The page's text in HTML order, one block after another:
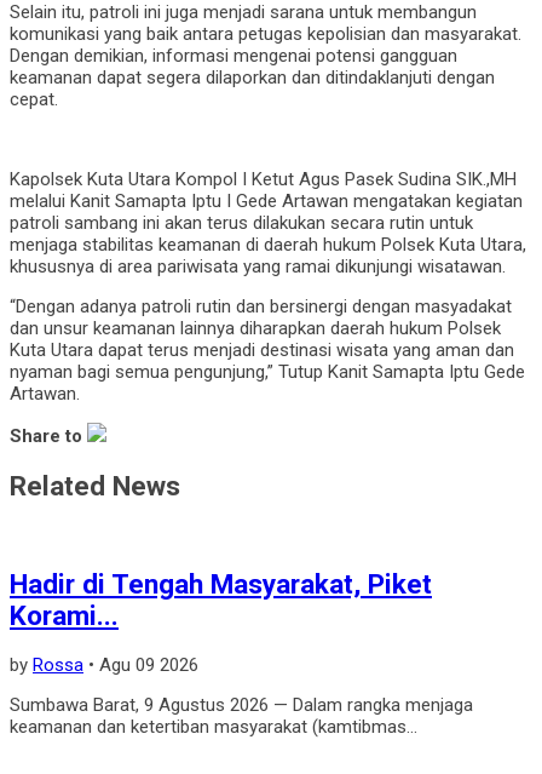
Selain itu, patroli ini juga menjadi sarana untuk membangun
komunikasi yang baik antara petugas kepolisian dan masyarakat.
Dengan demikian, informasi mengenai potensi gangguan
keamanan dapat segera dilaporkan dan ditindaklanjuti dengan
cepat.
Kapolsek Kuta Utara Kompol I Ketut Agus Pasek Sudina SIK.,MH
melalui Kanit Samapta Iptu I Gede Artawan mengatakan kegiatan
patroli sambang ini akan terus dilakukan secara rutin untuk
menjaga stabilitas keamanan di daerah hukum Polsek Kuta Utara,
khususnya di area pariwisata yang ramai dikunjungi wisatawan.
“Dengan adanya patroli rutin dan bersinergi dengan masyadakat
dan unsur keamanan lainnya diharapkan daerah hukum Polsek
Kuta Utara dapat terus menjadi destinasi wisata yang aman dan
nyaman bagi semua pengunjung,” Tutup Kanit Samapta Iptu Gede
Artawan.
Share to
Related News
Hadir di Tengah Masyarakat, Piket
Korami...
by Rossa • Agu 09 2026
Sumbawa Barat, 9 Agustus 2026 — Dalam rangka menjaga
keamanan dan ketertiban masyarakat (kamtibmas...